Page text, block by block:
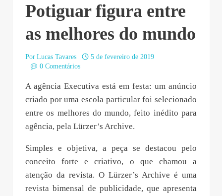
Potiguar figura entre
as melhores do mundo
Por Lucas Tavares
5 de fevereiro de 2019
0 Comentários
A agência Executiva está em festa: um anúncio
criado por uma escola particular foi selecionado
entre os melhores do mundo, feito inédito para
agência, pela Lürzer’s Archive.
Simples e objetiva, a peça se destacou pelo
conceito forte e criativo, o que chamou a
atenção da revista. O Lürzer’s Archive é uma
revista bimensal de publicidade, que apresenta